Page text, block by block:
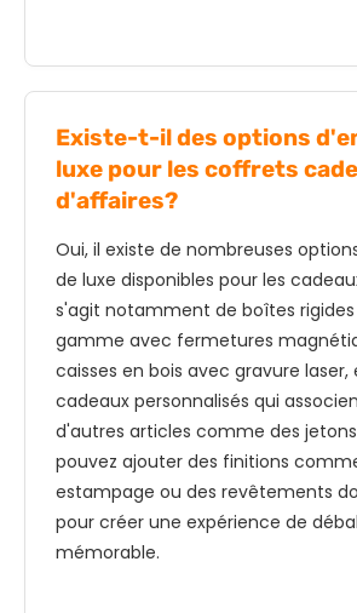
Existe-t-il des options
luxe pour les coffrets
d'affaires?
Oui, il existe de nombreuses
de luxe disponibles pour les
s'agit notamment de boîtes
gamme avec fermetures
caisses en bois avec gravure laser,
cadeaux personnalisés qui
d'autres articles comme des jetons
pouvez ajouter des finitions
estampage ou des revêtements
pour créer une expérience de
mémorable.